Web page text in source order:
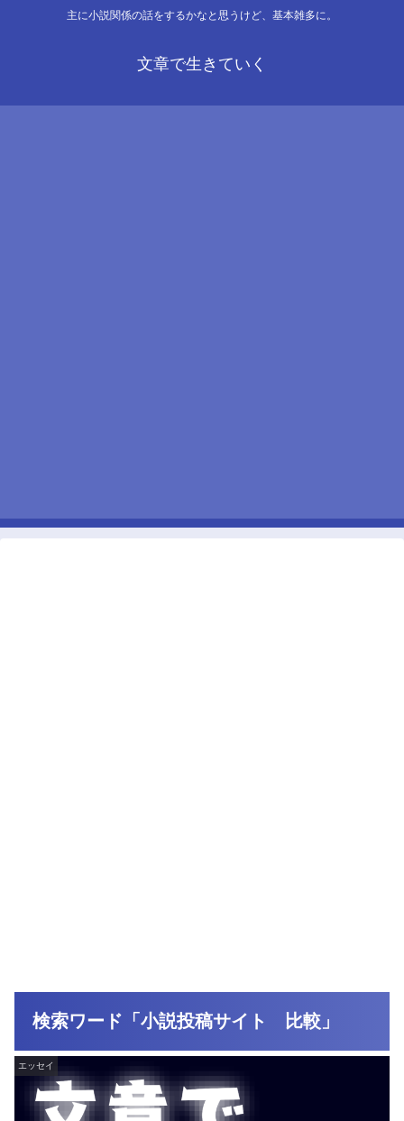
主に小説関係の話をするかなと思うけど、基本雑多に。
文章で生きていく
検索ワード「小説投稿サイト 比較」
エッセイ